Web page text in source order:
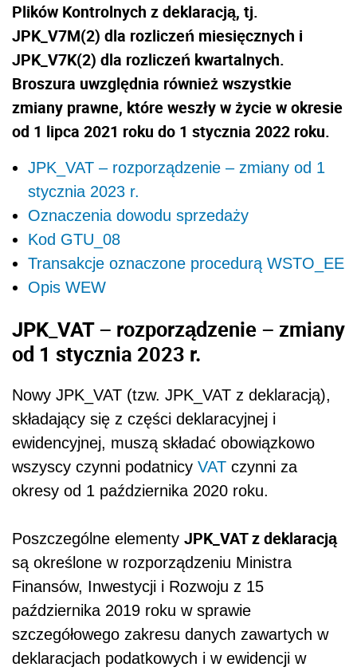
Plików Kontrolnych z deklaracją, tj.
JPK_V7M(2) dla rozliczeń miesięcznych i
JPK_V7K(2) dla rozliczeń kwartalnych.
Broszura uwzględnia również wszystkie
zmiany prawne, które weszły w życie w okresie
od 1 lipca 2021 roku do 1 stycznia 2022 roku.
JPK_VAT – rozporządzenie – zmiany od 1
stycznia 2023 r.
Oznaczenia dowodu sprzedaży
Kod GTU_08
Transakcje oznaczone procedurą WSTO_EE
Opis WEW
JPK_VAT – rozporządzenie – zmiany
od 1 stycznia 2023 r.
Nowy JPK_VAT (tzw. JPK_VAT z deklaracją),
składający się z części deklaracyjnej i
ewidencyjnej, muszą składać obowiązkowo
wszyscy czynni podatnicy VAT czynni za
okresy od 1 października 2020 roku.
Poszczególne elementy JPK_VAT z deklaracją
są określone w rozporządzeniu Ministra
Finansów, Inwestycji i Rozwoju z 15
października 2019 roku w sprawie
szczegółowego zakresu danych zawartych w
deklaracjach podatkowych i w ewidencji w